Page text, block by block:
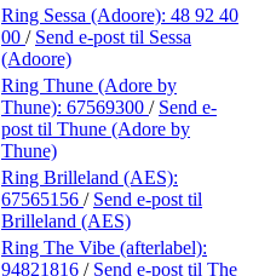
Ring Sessa (Adoore): 48 92 40
00 / Send e-post til Sessa
(Adoore)
Ring Thune (Adore by
Thune): 67569300 / Send e-
post til Thune (Adore by
Thune)
Ring Brilleland (AES):
67565156 / Send e-post til
Brilleland (AES)
Ring The Vibe (afterlabel):
94821816 / Send e-post til The